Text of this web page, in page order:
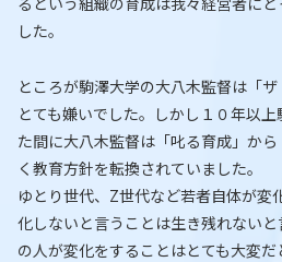
した。
ところが駒澤大学の大八木監督は「
とても嫌いでした。しかし１０年以
た間に大八木監督は「叱る育成」か
く教育方針を転換されていました。
ゆとり世代、Z世代など若者自体が変
化しないと言うことは生き残れない
の人が変化をすることはとても大変